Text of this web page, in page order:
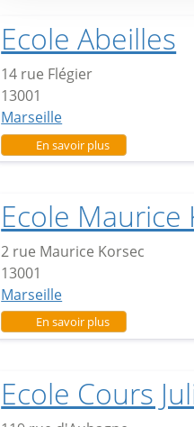
Ecole Abeilles
14 rue Flégier
13001
Marseille
En savoir plussur Ecole Abeilles
Ecole Maurice
2 rue Maurice Korsec
13001
Marseille
En savoir plussur Ecole
Ecole Cours